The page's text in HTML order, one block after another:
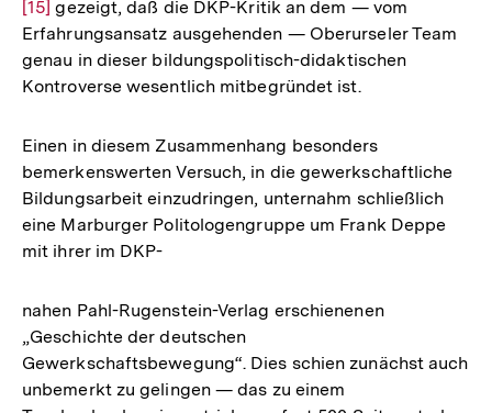
der
[15] gezeigt, daß die DKP-Kritik an dem — vom
Erfahrungsansatz ausgehenden — Oberurseler Team
genau in dieser bildungspolitisch-didaktischen
Kontroverse wesentlich mitbegründet ist.
Einen in diesem Zusammenhang besonders
bemerkenswerten Versuch, in die gewerkschaftliche
Bildungsarbeit einzudringen, unternahm schließlich
eine Marburger Politologengruppe um Frank Deppe
mit ihrer im DKP-
nahen Pahl-Rugenstein-Verlag erschienenen
„Geschichte der deutschen
Gewerkschaftsbewegung“. Dies schien zunächst auch
unbemerkt zu gelingen — das zu einem